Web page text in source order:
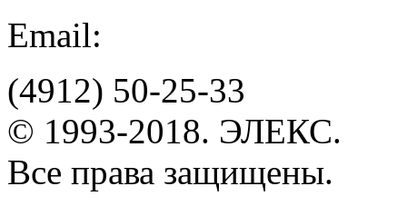
Email:
(4912) 50-25-33
© 1993-2018. ЭЛЕКС.
Все права защищены.